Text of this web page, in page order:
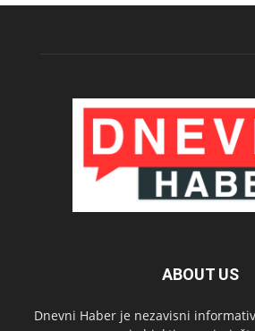
ABOUT US
Dnevni Haber je nezavisni